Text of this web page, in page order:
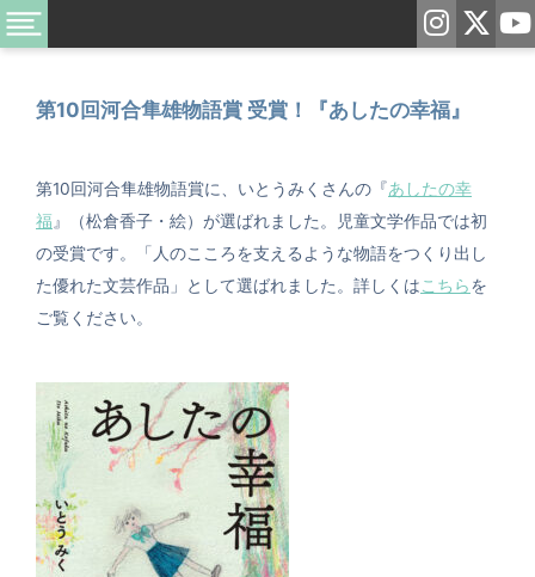
第10回河合隼雄物語賞 受賞！『あしたの幸福』
第10回河合隼雄物語賞に、いとうみくさんの『あしたの幸
福 』（松倉香子・絵）が選ばれました。児童文学作品では初
の受賞です。「人のこころを支えるような物語をつくり出し
た優れた文芸作品」として選ばれました。詳しくはこちらを
ご覧ください。